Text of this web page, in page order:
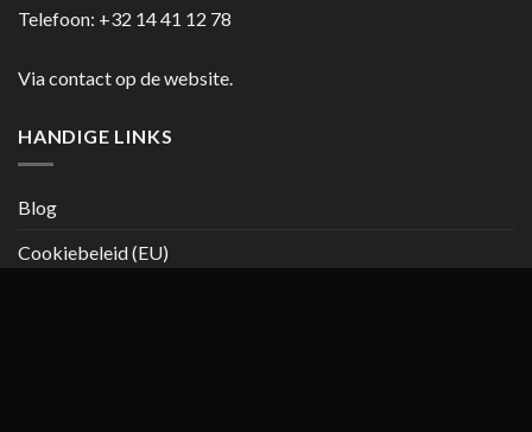
Telefoon: +32 14 41 12 78
Via contact op de website.
HANDIGE LINKS
Blog
Cookiebeleid (EU)